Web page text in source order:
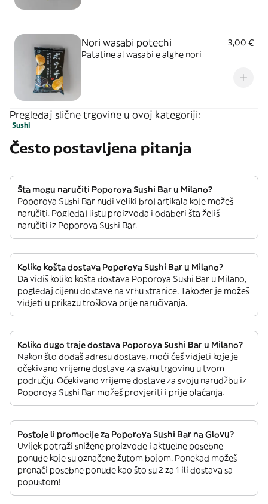
Nori wasabi potechi
3,00 €
Patatine al wasabi e alghe nori
Pregledaj slične trgovine u ovoj kategoriji:
Sushi
Često postavljena pitanja
Šta mogu naručiti Poporoya Sushi Bar u Milano?
Poporoya Sushi Bar nudi veliki broj artikala koje možeš
naručiti. Pogledaj listu proizvoda i odaberi šta želiš
naručiti iz Poporoya Sushi Bar.
Koliko košta dostava Poporoya Sushi Bar u Milano?
Da vidiš koliko košta dostava Poporoya Sushi Bar u Milano,
pogledaj cijenu dostave na vrhu stranice. Također je možeš
vidjeti u prikazu troškova prije naručivanja.
Koliko dugo traje dostava Poporoya Sushi Bar u Milano?
Nakon što dodaš adresu dostave, moći ćeš vidjeti koje je
očekivano vrijeme dostave za svaku trgovinu u tvom
području. Očekivano vrijeme dostave za svoju narudžbu iz
Poporoya Sushi Bar možeš provjeriti i prije plaćanja.
Postoje li promocije za Poporoya Sushi Bar na Glovu?
Uvijek potraži snižene proizvode i aktuelne posebne
ponude koje su označene žutom bojom. Ponekad možeš
pronaći posebne ponude kao što su 2 za 1 ili dostava sa
popustom!